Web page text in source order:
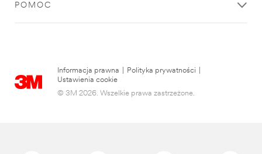
POMOC
Informacja prawna Polityka prywatności
Ustawienia cookie
© 3M 2026. Wszelkie prawa zastrzeżone.